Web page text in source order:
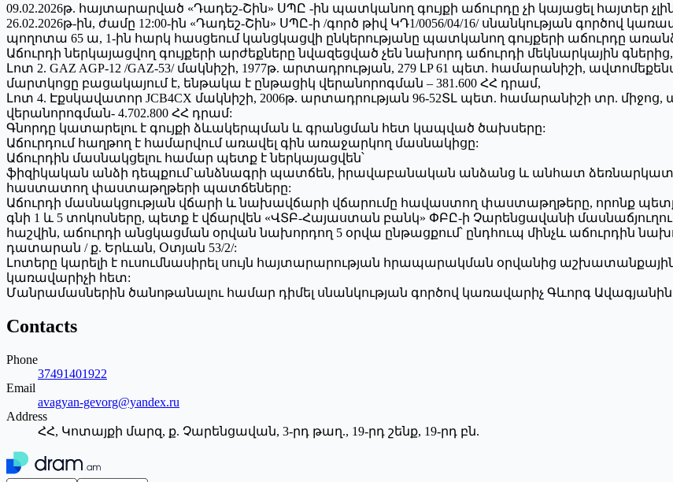
09.02.2026թ. հայտարարված «Դադեշ-Շին» ՍՊԸ -ին պատկանող գույքի աճուրդը չի կայացել հայտեր
26.02.2026թ-ին, ժամը 12:00-ին «Դադեշ-Շին» ՍՊԸ-ի /գործ թիվ ԿԴ1/0056/04/16/ սնանկության գործով
պողոտա 65 ա, 1-ին հարկ հասցեում կանցկացվի ընկերությանը պատկանող գույքերի աճուրդը
Աճուրդի ներկայացվող գույքերի արժեքները նվազեցված չեն նախորդ աճուրդի մեկնարկային
Լոտ 2. GAZ AGP-12 /GAZ-53/ մակնիշի, 1977թ. արտադրության, 279 ԼP 61 պետ. համարանիշի,
մարտկոցը բացակայում է, ենթակա է ընթացիկ վերանորոգման – 381.600 ՀՀ դրամ,
Լոտ 4. Էքսկավատոր JCB4CX մակնիշի, 2006թ. արտադրության 96-52ՏԼ պետ. համարանիշի տր. միջոց,
վերանորոգման- 4.702.800 ՀՀ դրամ:
Գնորդը կատարելու է գույքի ձևակերպման և գրանցման հետ կապված ծախսերը:
Աճուրդում հաղթող է համարվում առավել գին առաջարկող մասնակիցը:
Աճուրդին մասնակցելու համար պետք է ներկայացվեն՝
ֆիզիկական անձի դեպքում`անձնագրի պատճեն, իրավաբանական անձանց և անհատ
հաստատող փաստաթղթերի պատճեները:
Աճուրդի մասնակցության վճարի և նախավճարի վճարումը հավաստող փաստաթղթերը, որոնք
գնի 1 և 5 տոկոսները, պետք է վճարվեն «ՎՏԲ-Հայաստան բանկ» ՓԲԸ-ի Չարենցավանի մասնաճյուղում
հաշվին, աճուրդի անցկացման օրվան նախորդող 5 օրվա ընթացքում՝ ընդհուպ մինչև աճուրդին
դատարան / ք. Երևան, Օտյան 53/2/:
Լոտերը կարելի է ուսումնասիրել սույն հայտարարության հրապարակման օրվանից
կառավարիչի հետ:
Մանրամասներին ծանոթանալու համար դիմել սնանկության գործով կառավարիչ Գևորգ Ավագյանին
Contacts
Phone
37491401922
Email
avagyan-gevorg@yandex.ru
Address
ՀՀ, Կոտայքի մարզ, ք. Չարենցավան, 3-րդ թաղ., 19-րդ շենք, 19-րդ բն.